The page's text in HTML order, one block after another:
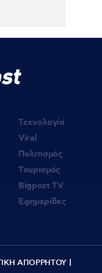
Τεχνολογία
Viral
Πολιτισμός
Τουρισμός
Bigpost TV
Εφημερίδες
ΑΠΟΡΡΗΤΟΥ|